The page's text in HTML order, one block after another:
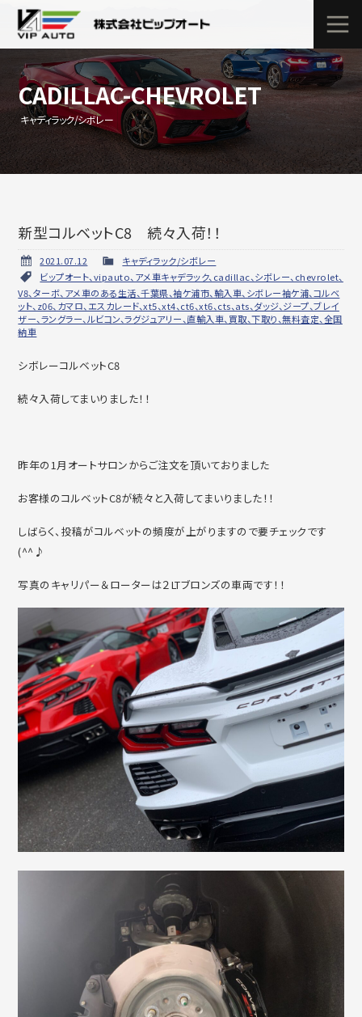
CADILLAC-CHEVROLET
キャディラック/シボレー
新型コルベットC8 続々入荷！！
2021.07.12
キャディラック/シボレー
ビップオート、vipauto、アメ車キャデラック、cadillac、シボレー、chevrolet、
V8、ターボ、アメ車のある生活、千葉県、袖ケ浦市、輸入車、シボレー袖ケ浦、コルベ
ット、z06、カマロ、エスカレード、xt5、xt4、ct6、xt6、cts、ats、ダッジ、ジープ、ブレイ
ザー、ラングラー、ルビコン、ラグジュアリー、直輸入車、買取、下取り、無料査定、全国
納車
シボレーコルベットC8
続々入荷してまいりました！！
昨年の1月オートサロンからご注文を頂いておりました
お客様のコルベットC8が続々と入荷してまいりました！！
しばらく、投稿がコルベットの頻度が上がりますので要チェックです
(^^♪
写真のキャリパー＆ローターは２LTブロンズの車両です！！